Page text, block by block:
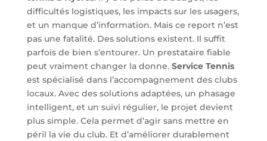
difficultés logistiques, les impacts sur les usagers,
et un manque d’information. Mais ce report n’est
pas une fatalité. Des solutions existent. Il suffit
parfois de bien s’entourer. Un prestataire fiable
peut vraiment changer la donne. Service Tennis
est spécialisé dans l’accompagnement des clubs
locaux. Avec des solutions adaptées, un phasage
intelligent, et un suivi régulier, le projet devient
plus simple. Cela permet d’agir sans mettre en
péril la vie du club. Et d’améliorer durablement